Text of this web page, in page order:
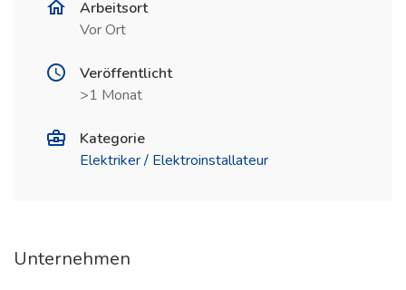
Arbeitsort
Vor Ort
Veröffentlicht
>1 Monat
Kategorie
Elektriker / Elektroinstallateur
Unternehmen